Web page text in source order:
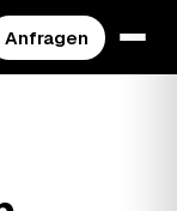
Anfragen